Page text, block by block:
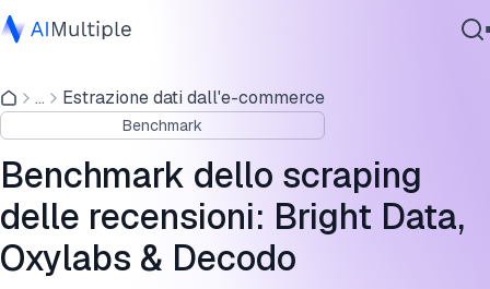
IA Agente
Sicurezza Informatica
Dati
Software Aziendale
Servizi
... Estrazione dati dall'e-commerce
Benchmark
Benchmark dello scraping
delle recensioni: Bright Data,
Oxylabs & Decodo
Prezzi dei fornitori di scraping delle recensioni
Fornitori di scraping delle recensioni e risultati del
benchmark
Metodologia del benchmark dello scraping delle